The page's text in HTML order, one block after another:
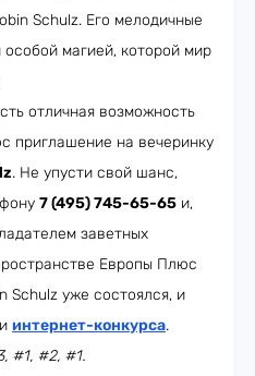
Schulz. Его мелодичные
магией, которой мир
отличная возможность
приглашение на вечеринку
. Не упусти свой шанс,
7 (495) 745-65-65 и,
заветных
Европы Плюс
Schulz уже состоялся, и
интернет-конкурса.
#1, #2, #1.